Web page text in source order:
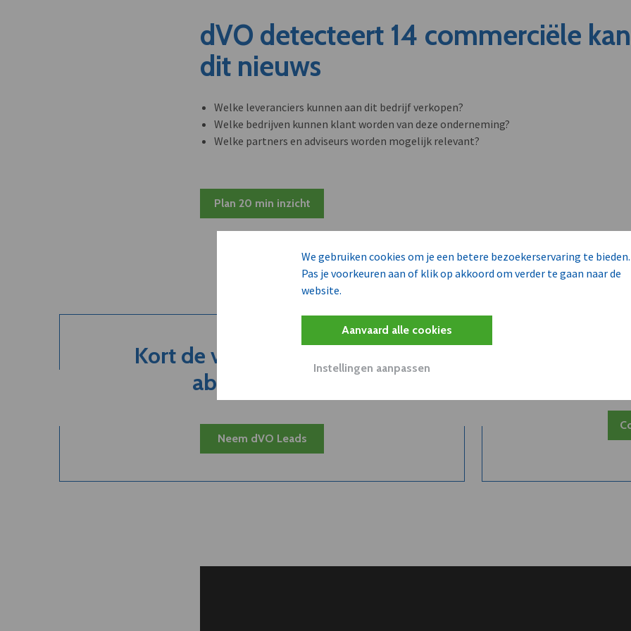
We gebruiken cookies om je een betere bezoekerservaring te bieden.
Pas je voorkeuren aan of klik op akkoord om verder te gaan naar de
website.
Aanvaard alle cookies
Instellingen aanpassen
dVO detecteert 14 commerciële
dit nieuws
Welke leveranciers kunnen aan dit bedrijf verkopen?
Welke bedrijven kunnen klant worden van deze onderneming?
Welke partners en adviseurs worden mogelijk relevant?
Plan 20 min inzicht
Kort de voordelen van een
abonnement...
Neem dVO Leads